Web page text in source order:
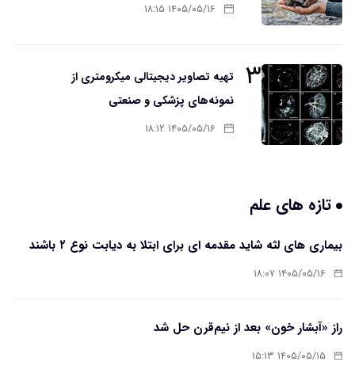
۱۴۰۵/۰۵/۱۶ ۱۸:۱۵
۳
تهیه تصاویر دیجیتالی میکرومتری از
نمونه‌های پزشکی و صنعتی
۱۴۰۵/۰۵/۱۶ ۱۸:۱۲
تازه های علم
بیماری های لثه شاید مقدمه ای برای ابتلا به دیابت نوع ۲ باشند
۱۴۰۵/۰۵/۱۶ ۱۸:۰۷
راز «آبشار خون» بعد از نیم‌قرن حل شد
۱۴۰۵/۰۵/۱۵ ۱۵:۱۳